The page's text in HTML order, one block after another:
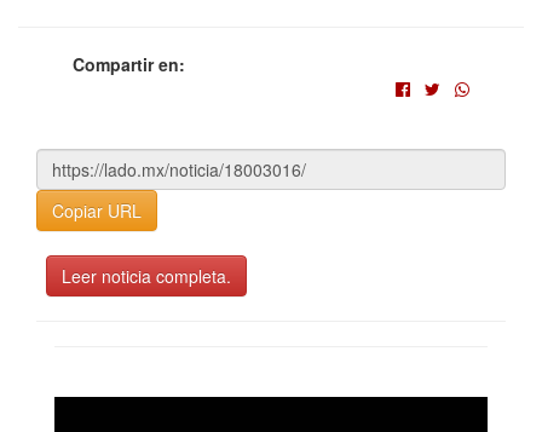
Compartir en:
Copiar URL
Leer noticia completa.